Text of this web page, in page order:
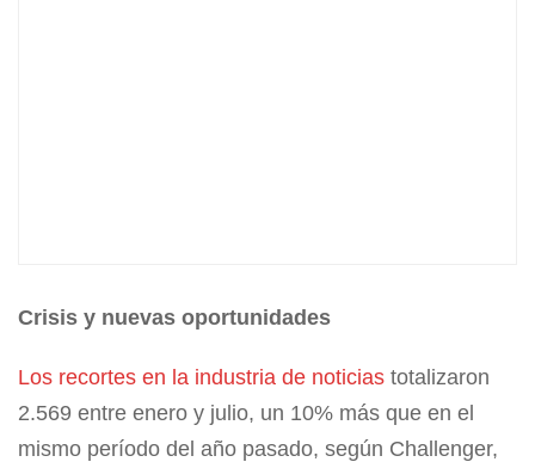
Crisis y nuevas oportunidades
Los recortes en la industria de noticias totalizaron
2.569 entre enero y julio, un 10% más que en el
mismo período del año pasado, según Challenger,